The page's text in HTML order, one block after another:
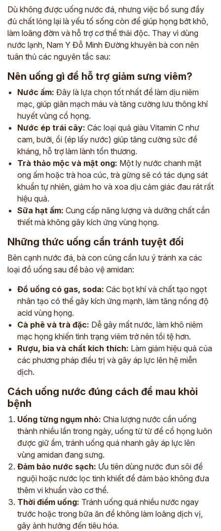
Dù không được uống nước đá, nhưng việc bổ sung đầy
đủ chất lỏng lại là yếu tố sống còn để giúp họng bớt khô,
làm loãng đờm và hỗ trợ cơ thể thải độc. Thay vì dùng
nước lạnh, Nam Y Đỗ Minh Đường khuyên bà con nên
tuân thủ các nguyên tắc sau:
Nên uống gì để hỗ trợ giảm sưng viêm?
Nước ấm: Đây là lựa chọn tốt nhất để làm dịu niêm
mạc, giúp giãn mạch máu và tăng cường lưu thông khí
huyết vùng cổ họng.
Nước ép trái cây: Các loại quả giàu Vitamin C như
cam, bưởi, ổi (ép lấy nước) giúp tăng cường sức đề
kháng, hỗ trợ làm lành tổn thương.
Trà thảo mộc và mật ong: Một ly nước chanh mật
ong ấm hoặc trà hoa cúc, trà gừng sẽ có tác dụng sát
khuẩn tự nhiên, giảm ho và xoa dịu cảm giác đau rát rất
hiệu quả.
Sữa hạt ấm: Cung cấp năng lượng và dưỡng chất cần
thiết mà không gây kích ứng vùng họng.
Những thức uống cần tránh tuyệt đối
Bên cạnh nước đá, bà con cũng cần lưu ý tránh xa các
loại đồ uống sau để bảo vệ amidan:
Đồ uống có gas, soda: Các bọt khí và chất tạo ngọt
nhân tạo có thể gây kích ứng mạnh, làm tăng nồng độ
acid vùng họng.
Cà phê và trà đặc: Dễ gây mất nước, làm khô niêm
mạc họng khiến tình trạng viêm trở nên tồi tệ hơn.
Rượu, bia và chất kích thích: Làm giảm hiệu quả của
các phương pháp điều trị và gây áp lực lên hệ miễn
dịch.
Cách uống nước đúng cách để mau khỏi
bệnh
Uống từng ngụm nhỏ: Chia lượng nước cần uống
thành nhiều lần trong ngày, uống từ từ để cổ họng luôn
được giữ ẩm, tránh uống quá nhanh gây áp lực lên
vùng amidan đang sưng.
Đảm bảo nước sạch: Ưu tiên dùng nước đun sôi để
nguội hoặc nước lọc tinh khiết để đảm bảo không đưa
thêm vi khuẩn vào cơ thể.
Thời điểm uống: Tránh uống quá nhiều nước ngay
trước hoặc trong bữa ăn để không làm loãng dịch vị,
gây ảnh hưởng đến tiêu hóa.
ĐĂNG KÝ TƯ VẤN
THĂM KHÁM
CÙNG CHUYÊN GIA Y HỌC CỔ TRUYỀN
*
*